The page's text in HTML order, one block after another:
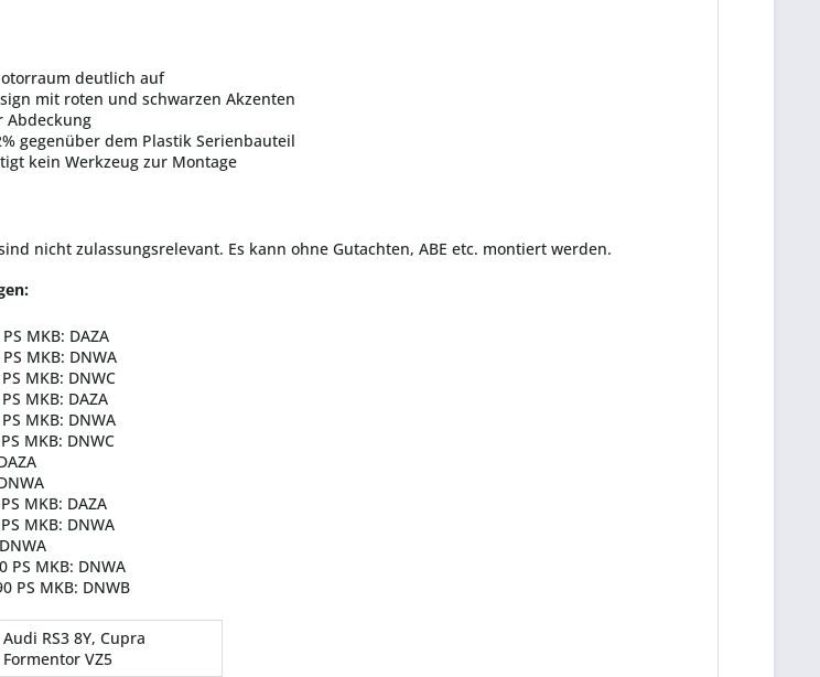
deutlich auf
mit roten und schwarzen Akzenten
Abdeckung
gegenüber dem Plastik Serienbauteil
kein Werkzeug zur Montage
nicht zulassungsrelevant. Es kann ohne Gutachten, ABE etc. montiert werden.
MKB: DAZA
MKB: DNWA
MKB: DNWC
MKB: DAZA
MKB: DNWA
MKB: DNWC
MKB: DAZA
MKB: DNWA
PS MKB: DNWA
PS MKB: DNWB
Audi RS3 8Y, Cupra
Formentor VZ5